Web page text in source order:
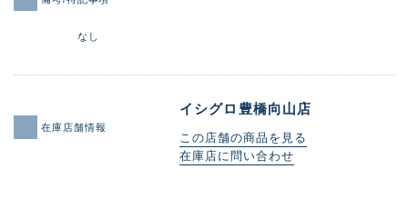
なし
在庫店舗情報
イシグロ豊橋向山店
この店舗の商品を見る
在庫店に問い合わせ